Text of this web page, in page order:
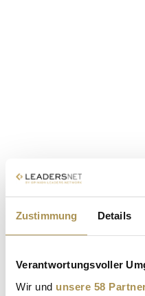
Zustimmung Details
Verantwortungsvoller
Wir und unsere 58